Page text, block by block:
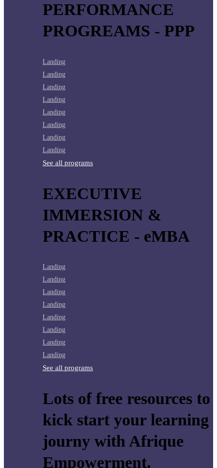
PERFORMANCE
PROGREAMS - PPP
Landing
Landing
Landing
Landing
Landing
Landing
Landing
Landing
See all programs
EXECUTIVE
IMMERSION &
PRACTICE - eMBA
Landing
Landing
Landing
Landing
Landing
Landing
Landing
Landing
See all programs
Lots of free resources to
kick start your learning
journy with Afrique
Empowerment.